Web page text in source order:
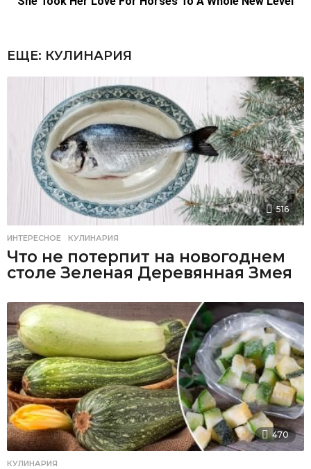
ЕЩЕ: КУЛИНАРИЯ
516
ИНТЕРЕСНОЕ ,КУЛИНАРИЯ
Что не потерпит на новогоднем
столе Зеленая Деревянная Змея
470
КУЛИНАРИЯ